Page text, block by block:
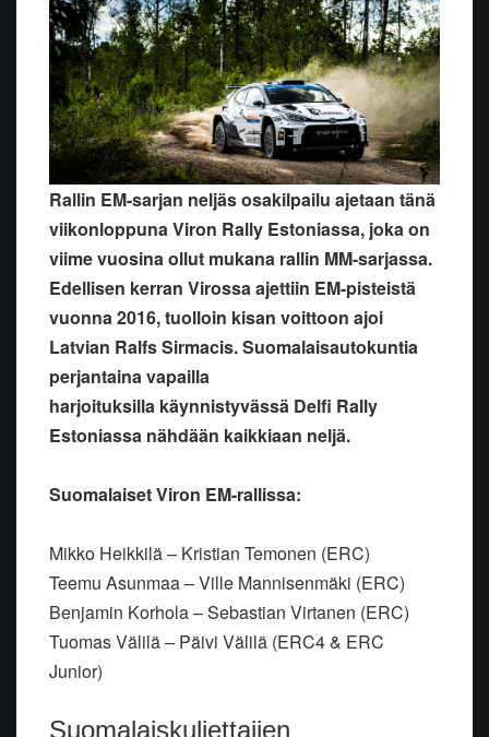
Rallin EM-sarjan neljäs osakilpailu ajetaan tänä
viikonloppuna Viron Rally Estoniassa, joka on
viime vuosina ollut mukana rallin MM-sarjassa.
Edellisen kerran Virossa ajettiin EM-pisteistä
vuonna 2016, tuolloin kisan voittoon ajoi
Latvian Ralfs Sirmacis. Suomalaisautokuntia
perjantaina vapailla
harjoituksilla käynnistyvässä Delfi Rally
Estoniassa nähdään kaikkiaan neljä.
Suomalaiset Viron EM-rallissa:
Mikko Heikkilä – Kristian Temonen (ERC)
Teemu Asunmaa – Ville Mannisenmäki (ERC)
Benjamin Korhola – Sebastian Virtanen (ERC)
Tuomas Välilä – Päivi Välilä (ERC4 & ERC
Junior)
Suomalaiskuljettajien